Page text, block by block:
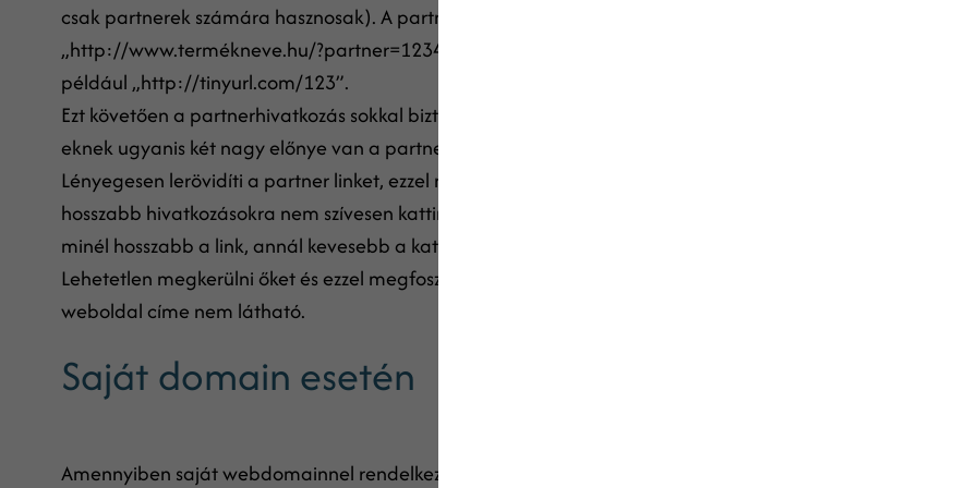
csak partnerek számára hasznosak). A partnerek beüthetik teljes partnerhivatkozásukat (például
„http://www.termékneve.hu/?partner=12345” és helyette egy jóval rövidebb linket kaphatnak,
például „http://tinyurl.com/123”.
Ezt követően a partnerhivatkozás sokkal biztonságosabban használható, ezeknek a rövidített URL-
eknek ugyanis két nagy előnye van a partnerek számára:
Lényegesen lerövidíti a partner linket, ezzel növelve az esélyét annak, hogy valaki rákattint majd (a
hosszabb hivatkozásokra nem szívesen kattintanak az emberek – ezt több felmérés is bizonyította –
minél hosszabb a link, annál kevesebb a kattintás).
Lehetetlen megkerülni őket és ezzel megfosztani a partnert a közvetítői díjától, mert az értékesítési
weboldal címe nem látható.
Saját domain esetén
Amennyiben saját webdomainnel rendelkezel, egy linkek elrejtésére használt szoftvert is